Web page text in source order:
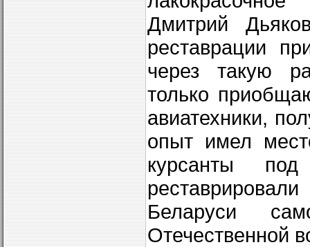
Дмитрий
реставрации
через такую
только
авиатехники,
опыт имел
курсанты
Беларуси
Отечественной